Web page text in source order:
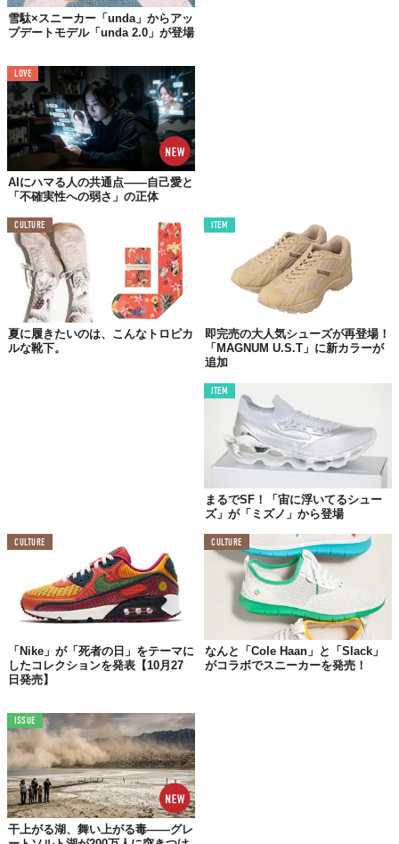
「7785M GLACIER TRAIL SNEAKER」7万400（税込）©株式会社カナダグースジャパン
「7785W GLACIER TRAIL SNEAKER」7万400円（税込）©株式会社カナダグースジャパン
さらに、通気性と防水性に優れたHDry生地、ゴム加工を施したレ
ザーの保護ラップ、耐久性に優れたラバーソールを搭載し、
いコンディションでも快適な履き心地を維持
定させて完璧なグリップ力を発揮する。
インソールの裏地には通気性抜群のマイクロファイバーを採用。
足元をドライで快適な状態にキープするため、最先端の温度調節
©株式会社カナダグースジャパン
日差しが照り付ける街中からハイキング、雪や雨といった条件で
ル スニーカー」。
1年を通じて「カナダグース」を楽しめるプロダクトの登場、とい
ったところではないだろうか。
『グレーシャー トレイル スニーカー』
【販売｜直営店】
雪駄×スニーカー「unda」からアッ
プデートモデル「unda 2.0」が登場
LOVE
AIにハマる人の共通点——自己愛と
「不確実性への弱さ」の正体
CULTURE
夏に履きたいのは、こんなトロピカ
ルな靴下。
ITEM
即完売の大人気シューズが再登場！
「MAGNUM U.S.T」に新カラーが
追加
ITEM
まるでSF！「宙に浮いてるシュー
ズ」が「ミズノ」から登場
CULTURE
「Nike」が「死者の日」をテーマに
したコレクションを発表【10月27
日発売】
CULTURE
なんと「Cole Haan」と「Slack」
がコラボでスニーカーを発売！
ISSUE
干上がる湖、舞い上がる毒——グレ